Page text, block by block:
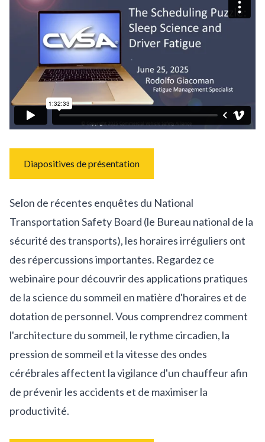
Diapositives de présentation
Selon de récentes enquêtes du National
Transportation Safety Board (le Bureau national de la
sécurité des transports), les horaires irréguliers ont
des répercussions importantes. Regardez ce
webinaire pour découvrir des applications pratiques
de la science du sommeil en matière d'horaires et de
dotation de personnel. Vous comprendrez comment
l'architecture du sommeil, le rythme circadien, la
pression de sommeil et la vitesse des ondes
cérébrales affectent la vigilance d'un chauffeur afin
de prévenir les accidents et de maximiser la
productivité.